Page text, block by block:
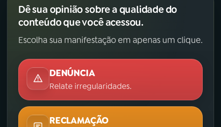
Dê sua opinião sobre a qualidade do
conteúdo que você acessou.
Escolha sua manifestação em apenas um clique.
DENÚNCIA
Relate irregularidades.
RECLAMAÇÃO